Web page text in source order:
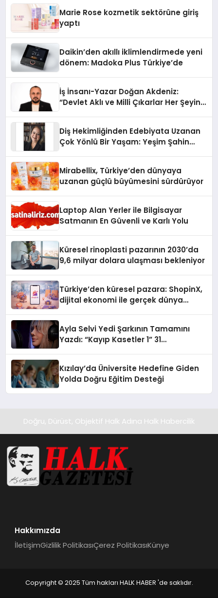
Marie Rose kozmetik sektörüne giriş
yaptı
Daikin’den akıllı iklimlendirmede yeni
dönem: Madoka Plus Türkiye’de
İş İnsanı-Yazar Doğan Akdeniz:
“Devlet Aklı ve Milli Çıkarlar Her Şeyin
Diş Hekimliğinden Edebiyata Uzanan
Çok Yönlü Bir Yaşam: Yeşim Şahin
Mirabellix, Türkiye’den dünyaya
uzanan güçlü büyümesini sürdürüyor
Laptop Alan Yerler ile Bilgisayar
Satmanın En Güvenli ve Karlı Yolu
Küresel rinoplasti pazarının 2030’da
9,6 milyar dolara ulaşması bekleniyor
Türkiye’den küresel pazara: ShopinX,
dijital ekonomi ile gerçek dünya
Ayla Selvi Yedi Şarkının Tamamını
Yazdı: “Kayıp Kasetler 1” 31
Kızılay’da Üniversite Hedefine Giden
Yolda Doğru Eğitim Desteği
Doğru, Dürüst, Objektif Halk Adına Halk Habercilik
Hakkımızda
İletişimGizlilik PolitikasıÇerez PolitikasıKünye
Copyright © 2025 Tüm hakları HALK HABER 'de saklıdır.